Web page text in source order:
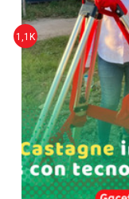
1,1K